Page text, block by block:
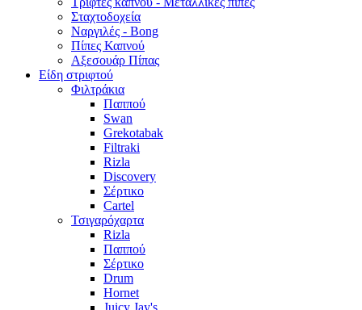
Σταχτοδοχεία
Ναργιλές - Bong
Πίπες Καπνού
Αξεσουάρ Πίπας
Είδη στριφτού
Φιλτράκια
Παππού
Swan
Grekotabak
Filtraki
Rizla
Discovery
Σέρτικο
Cartel
Τσιγαρόχαρτα
Rizla
Παππού
Σέρτικο
Drum
Hornet
Juicy Jay's